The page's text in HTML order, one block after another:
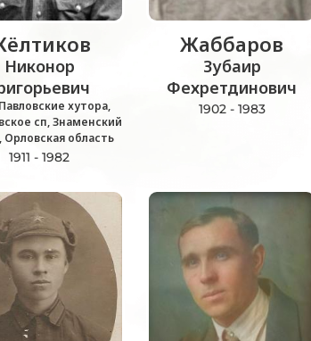
Никонор
хутора,
сп, Знаменский
Орловская область
1911 - 1982
Жаббаров
Зубаир
Фехретдинович
1902 - 1983